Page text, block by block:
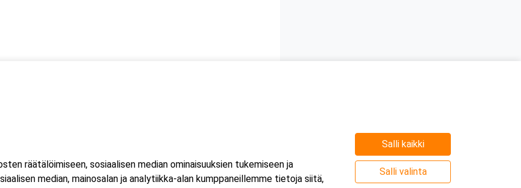
on voimassa Suomen lisäksi myös Norjassa ja
jonka seurauksena Suomessa myönnetty kortti ei ole
räätälöimiseen, sosiaalisen median ominaisuuksien tukemiseen ja
median, mainosalan ja analytiikka-alan kumppaneillemme tietoja siitä,
Salli kaikki
Salli valinta